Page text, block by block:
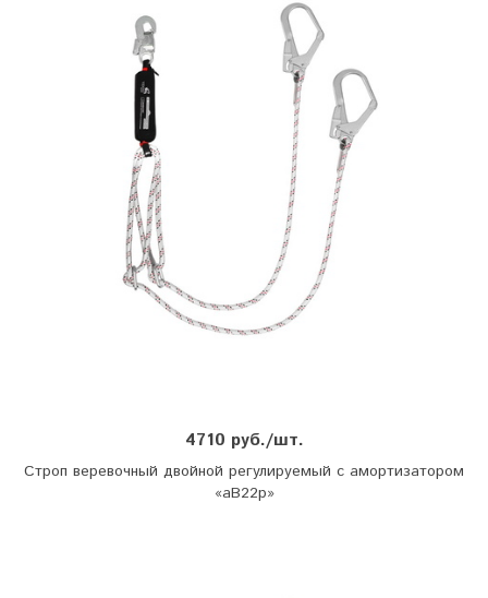
4710 руб./шт.
Строп веревочный двойной регулируемый с амортизатором
«аВ22р»